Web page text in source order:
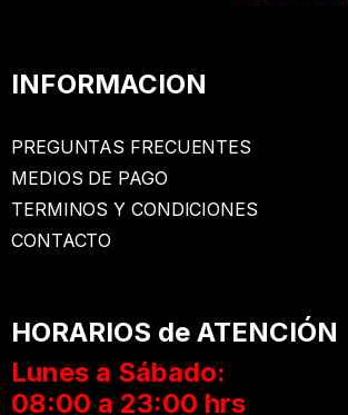
INFORMACION
PREGUNTAS FRECUENTES
MEDIOS DE PAGO
TERMINOS Y CONDICIONES
CONTACTO
HORARIOS de ATENCIÓN
Lunes a Sábado:
08:00 a 23:00 hrs